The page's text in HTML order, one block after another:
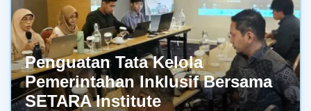
Penguatan Tata Kelola
Pemerintahan Inklusif Bersama
SETARA Institute